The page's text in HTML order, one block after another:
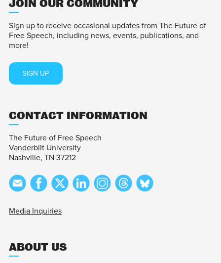
JOIN OUR COMMUNITY
Sign up to receive occasional updates from The Future of
Free Speech, including news, events, publications, and
more!
SIGN UP
CONTACT INFORMATION
The Future of Free Speech
Vanderbilt University
Nashville, TN 37212
Media Inquiries
ABOUT US